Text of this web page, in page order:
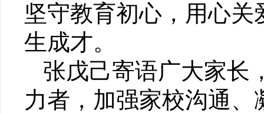
坚守教育初心，用心
生成才。
张戊己寄语广大家长
力者，加强家校沟通